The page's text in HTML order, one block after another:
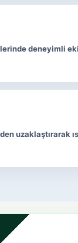
deneyimli
uzaklaştırarak